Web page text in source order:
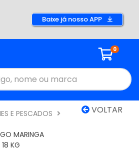
Baixe já nosso APP
0
VOLTAR
E PESCADOS
MARINGA
KG